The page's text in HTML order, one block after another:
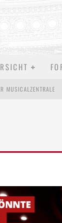
MUSICALZENTRALE